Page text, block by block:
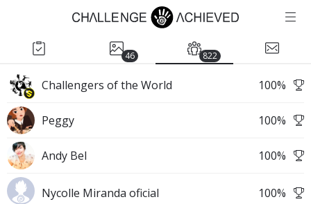
46 822
Challengers of the World 100%
Peggy 100%
Andy Bel 100%
Nycolle Miranda oficial 100%